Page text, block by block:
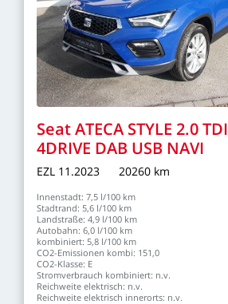
SeatATECA STYLE 2.0TDI
4DRIVE DAB USB NAVI
EZL 11.2023 20260 km
Innenstadt: 7,5 l/100 km
Stadtrand: 5,6 l/100 km
Landstraße: 4,9 l/100 km
Autobahn: 6,0 l/100 km
kombiniert: 5,8 l/100 km
CO2-Emissionen kombi: 151,0
CO2-Klasse: E
Stromverbrauch kombiniert: n.v.
Reichweite elektrisch: n.v.
Reichweite elektrisch innerorts: n.v.